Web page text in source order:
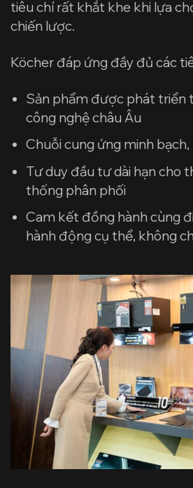
tiêu chí rất khắt khe khi lựa
chiến lược.
Köcher đáp ứng đầy đủ các
Sản phẩm được phát triển
công nghệ châu Âu
Chuỗi cung ứng minh
Tư duy đầu tư dài hạn cho
thống phân phối
Cam kết đồng hành cùng
hành động cụ thể, không